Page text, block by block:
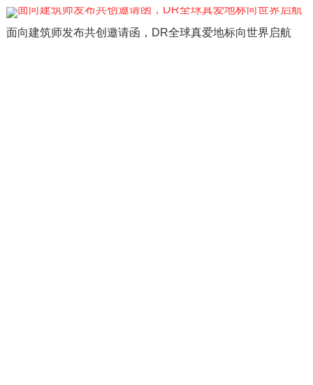
面向建筑师发布共创邀请函，DR全球真爱地标向世界启航